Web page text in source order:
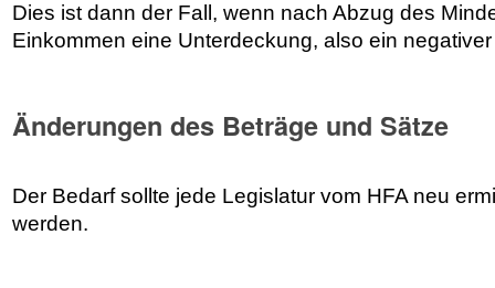
Dies ist dann der Fall, wenn nach Abzug des
Einkommen eine Unterdeckung, also ein
Änderungen des Beträge und Sätze
Der Bedarf sollte jede Legislatur vom HFA neu
werden.